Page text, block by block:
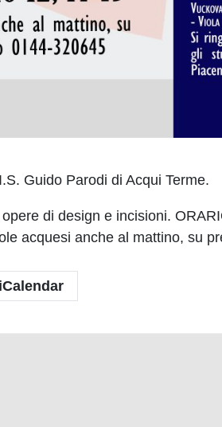
Guido Parodi di Acqui Terme.
di design e incisioni.
acquesi anche al mattino, su